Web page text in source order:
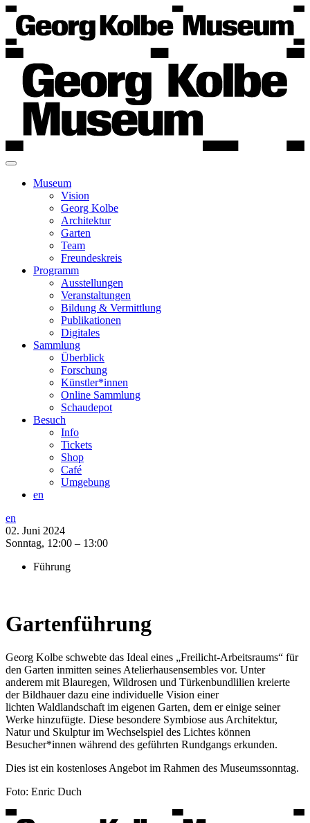
Museum
Vision
Georg Kolbe
Architektur
Garten
Team
Freundeskreis
Programm
Ausstellungen
Veranstaltungen
Bildung & Vermittlung
Publikationen
Digitales
Sammlung
Überblick
Forschung
Künstler*innen
Online Sammlung
Schaudepot
Besuch
Info
Tickets
Shop
Café
Umgebung
en
en
02. Juni 2024
Sonntag, 12:00 – 13:00
Führung
Gartenführung
Georg Kolbe schwebte das Ideal eines „Freilicht-Arbeitsraums“ für
den Garten inmitten seines Atelierhausensembles vor. Unter
anderem mit Blauregen, Wildrosen und Türkenbundlilien kreierte
der Bildhauer dazu eine individuelle Vision einer
lichten Waldlandschaft im eigenen Garten, dem er einige seiner
Werke hinzufügte. Diese besondere Symbiose aus Architektur,
Natur und Skulptur im Wechselspiel des Lichtes können
Besucher*innen während des geführten Rundgangs erkunden.
Dies ist ein kostenloses Angebot im Rahmen des Museumssonntag.
Foto: Enric Duch